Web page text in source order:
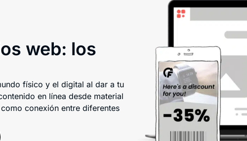
web: los
físico y el digital al dar a tu
en línea desde material
conexión entre diferentes